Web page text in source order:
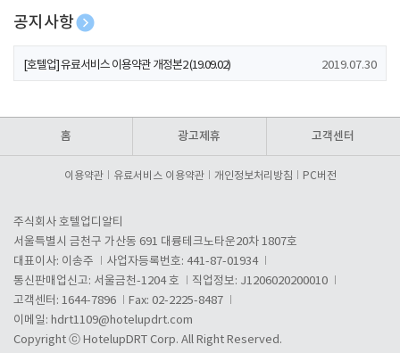
공지사항
[호텔업] 개인정보 처리방침 개정본1 (19.09.02)
[호텔업] 유료서비스 이용약관 개정본2 (19.09.02) 2019.07.30
홈 광고제휴 고객센터
이용약관 유료서비스 이용약관 개인정보처리방침 PC버전
주식회사 호텔업디알티
서울특별시 금천구 가산동 691 대륭테크노타운20차 1807호
대표이사: 이송주
사업자등록번호: 441-87-01934
통신판매업신고: 서울금천-1204 호
직업정보: J1206020200010
고객센터: 1644-7896
Fax: 02-2225-8487
이메일: hdrt1109@hotelupdrt.com
Copyright ⓒ HotelupDRT Corp. All Right Reserved.